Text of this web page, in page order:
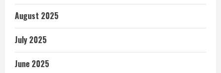
August 2025
July 2025
June 2025